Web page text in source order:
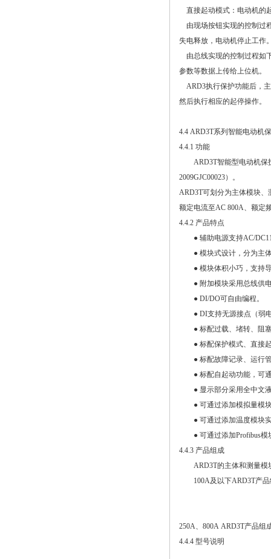
直接起动模式：电动机的
由现场按钮实现的控制过
失电释放，电动机停止工作
由总线实现的控制过程如
参数等数据上传给上位机。
ARD3执行保护功能后，
然后执行相应的起停操作。
4.4 ARD3T系列智能电动机
4.4.1 功能
ARD3T智能型电动机保护
2009GJC00023）。
ARD3T可划分为主体模块
额定电流至AC 800A、额定
4.4.2 产品特点
● 辅助电源支持AC/
● 模块式设计，分为主体
● 模块体积小巧，支持导
● 附加模块采用总线供电
● DI/DO可自由编程。
● DI支持无源接点（弱电
● 标配过载、堵转、阻塞
● 标配保护模式、直接起
● 标配故障记录、运行管
● 标配自起动功能，可通
● 显示部分采用全中文
● 可通过添加模拟量模块
● 可通过添加温度模块实
● 可通过添加Profibus模
4.4.3 产品组成
ARD3T的主体和测量模块
100A及以下ARD3T产品
250A、800A ARD3T产品组
4.4.4 型号说明